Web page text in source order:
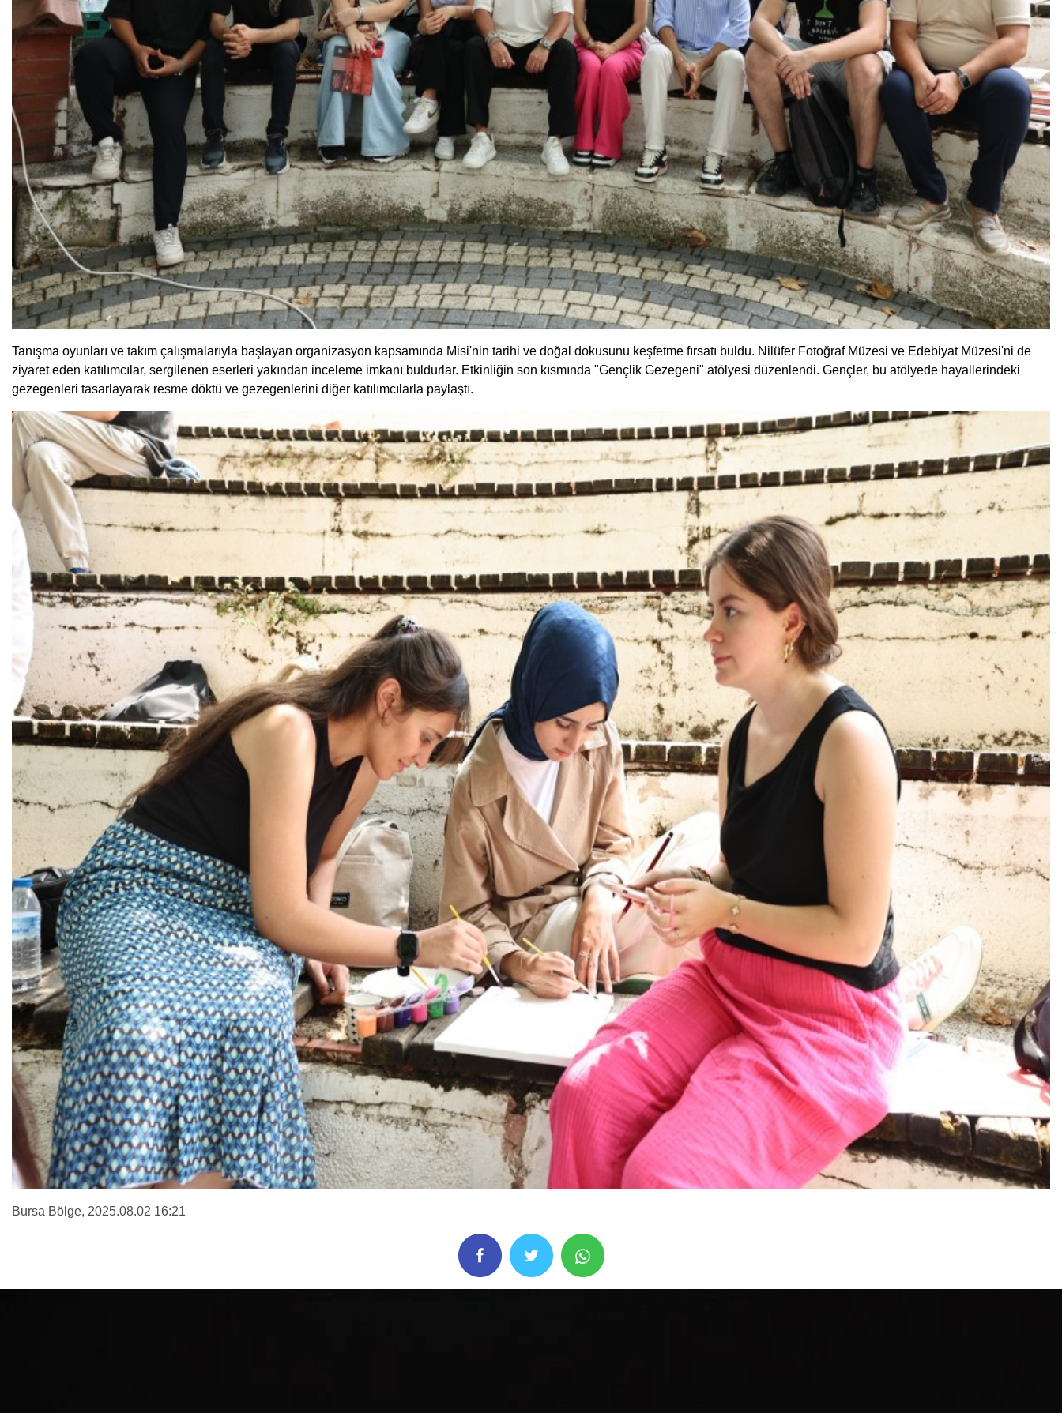
Tanışma oyunları ve takım çalışmalarıyla başlayan organizasyon kapsamında Misi'nin tarihi ve doğal dokusunu keşfetme fırsatı buldu. Nilüfer Fotoğraf Müzesi ve Edebiyat Müzesi'ni de
ziyaret eden katılımcılar, sergilenen eserleri yakından inceleme imkanı buldurlar. Etkinliğin son kısmında "Gençlik Gezegeni" atölyesi düzenlendi. Gençler, bu atölyede hayallerindeki
gezegenleri tasarlayarak resme döktü ve gezegenlerini diğer katılımcılarla paylaştı.
Bursa Bölge, 2025.08.02 16:21